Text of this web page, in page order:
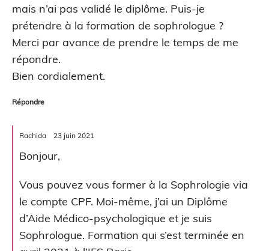
mais n’ai pas validé le diplôme. Puis-je
prétendre à la formation de sophrologue ?
Merci par avance de prendre le temps de me
répondre.
Bien cordialement.
Répondre
Rachida 23 juin 2021
Bonjour,
Vous pouvez vous former à la Sophrologie via
le compte CPF. Moi-même, j’ai un Diplôme
d’Aide Médico-psychologique et je suis
Sophrologue. Formation qui s’est terminée en